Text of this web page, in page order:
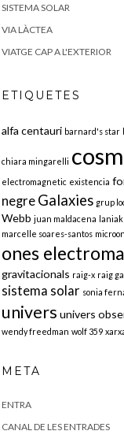
SISTEMA SOLAR
VIA LÀCTEA
VIATGE CAP A L'EXTERIOR
ETIQUETES
alfa centauri barnard's star
chiara mingarelli
electromagnetic existencia
negre Galaxies grup
Webb juan maldacena
marcelle soares-santos
ones
gravitacionals raig-x raig
sistema solar sonia
univers univers
wendy freedman wolf 359
META
ENTRA
CANAL DE LES ENTRADES